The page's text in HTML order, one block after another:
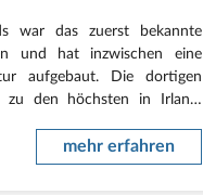
war das zuerst bekannte
und hat inzwischen eine
aufgebaut. Die dortigen
zu den höchsten in Irland.
mit tollen
mehr erfahren